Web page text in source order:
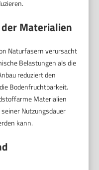
Materialien
Naturfasern verursacht
Belastungen als die
reduziert den
Bodenfruchtbarkeit.
Materialien
Nutzungsdauer
kann.